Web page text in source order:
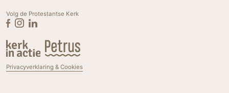
Volg de Protestantse Kerk
Privacyverklaring & Cookies